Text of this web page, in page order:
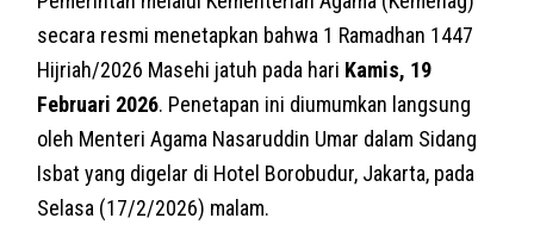
secara resmi menetapkan bahwa 1 Ramadhan 1447
Hijriah/2026 Masehi jatuh pada hari Kamis, 19
Februari 2026. Penetapan ini diumumkan langsung
oleh Menteri Agama Nasaruddin Umar dalam Sidang
Isbat yang digelar di Hotel Borobudur, Jakarta, pada
Selasa (17/2/2026) malam.